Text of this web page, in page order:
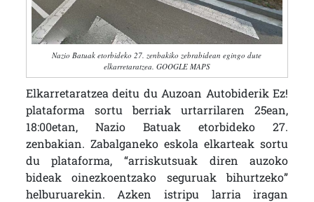
Nazio Batuak etorbideko 27. zenbakiko zebrabidean egingo dute
elkarretaratzea. GOOGLE MAPS
Elkarretaratzea deitu du Auzoan Autobiderik Ez!
plataforma sortu berriak urtarrilaren 25ean,
18:00etan, Nazio Batuak etorbideko 27.
zenbakian. Zabalganeko eskola elkarteak sortu
du plataforma, “arriskutsuak diren auzoko
bideak oinezkoentzako seguruak bihurtzeko”
helburuarekin. Azken istripu larria iragan